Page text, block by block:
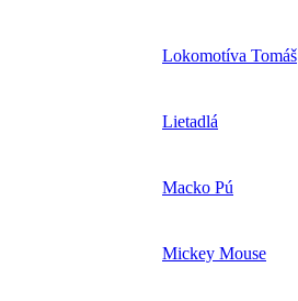
Lokomotíva Tomáš
Lietadlá
Macko Pú
Mickey Mouse